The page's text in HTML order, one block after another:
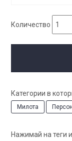
Количество
Категории в
Милота
Нажимай на теги